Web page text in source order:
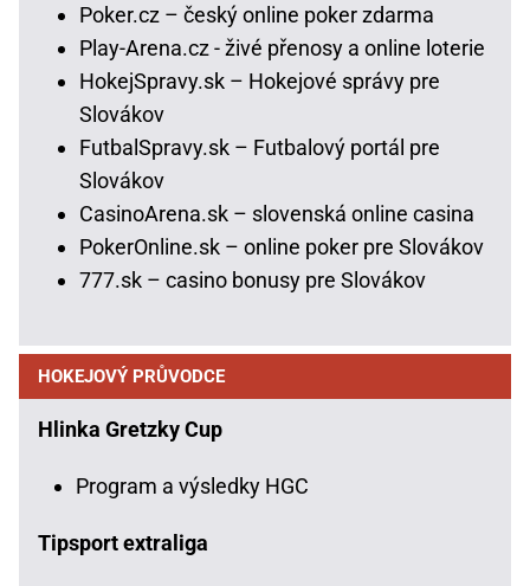
Poker.cz – český online poker zdarma
Play-Arena.cz - živé přenosy a online loterie
HokejSpravy.sk – Hokejové správy pre
Slovákov
FutbalSpravy.sk – Futbalový portál pre
Slovákov
CasinoArena.sk – slovenská online casina
PokerOnline.sk – online poker pre Slovákov
777.sk – casino bonusy pre Slovákov
HOKEJOVÝ PRŮVODCE
Hlinka Gretzky Cup
Program a výsledky HGC
Tipsport extraliga